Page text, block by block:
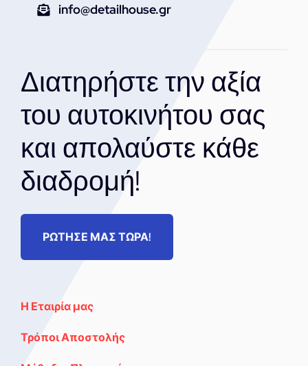
info@detailhouse.gr
Διατηρήστε την αξία
του αυτοκινήτου σας
και απολαύστε κάθε
διαδρομή!
ΡΩΤΗΣΕ ΜΑΣ ΤΩΡΑ!
Η Εταιρία μας
Τρόποι Αποστολής